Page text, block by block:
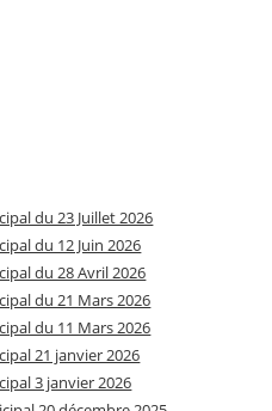
du 23 Juillet 2026
du 12 Juin 2026
du 28 Avril 2026
du 21 Mars 2026
du 11 Mars 2026
21 janvier 2026
3 janvier 2026